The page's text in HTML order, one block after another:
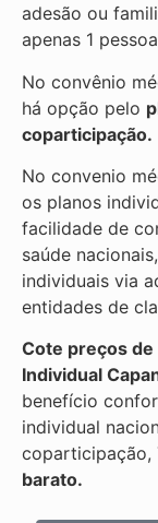
adesão ou
apenas 1
No convênio
há opção pelo
coparticipação.
No convenio
os planos
facilidade de
saúde
individuais via
entidades de
Cote preços de
Individual
benefício
individual
coparticipação,
barato.